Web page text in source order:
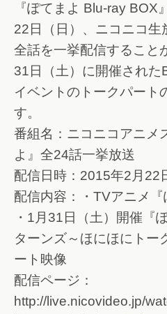
『ぽてまよ Blu-ray BOX
22日（日）、ニコニコ
全話を一挙配信すること
31日（土）に開催され
イベントのトークパート
す。
番組名：ニコニコアニメ
よ』全24話一挙放送
配信日時：2015年2月22
配信内容：・TVアニメ
・1月31日（土）開催『
ターンズ～ほにほにトー
ート映像
配信ページ：
http://live.nicovideo.jp/